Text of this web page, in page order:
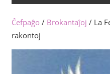
Ĉefpaĝo / Brokantaĵoj / La
rakontoj